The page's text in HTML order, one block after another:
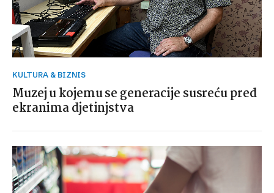
KULTURA & BIZNIS
Muzej u kojemu se generacije susreću pred
ekranima djetinjstva